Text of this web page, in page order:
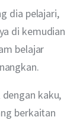
dia pelajari,
di kemudian
belajar
kaku,
berkaitan